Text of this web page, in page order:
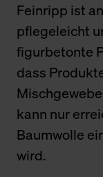
Feinripp ist
pflegeleicht
figurbetonte
dass
kann nur
Baumwolle
wird.